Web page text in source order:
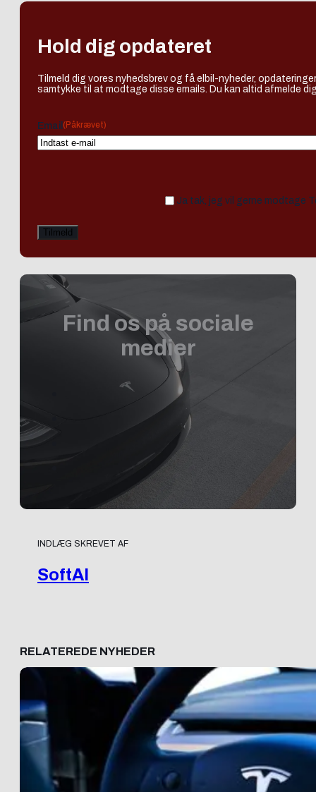
Hold dig opdateret
Tilmeld dig vores nyhedsbrev og få elbil-nyheder,
samtykke til at modtage disse emails. Du kan altid afmelde
Email (Påkrævet)
Ja tak, jeg vil gerne modtage
Find os på sociale
medier
INDLÆG SKREVET AF
SoftAI
RELATEREDE NYHEDER